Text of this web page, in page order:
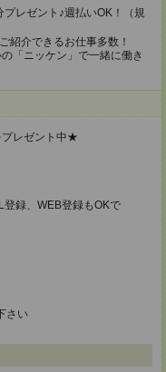
レゼント♪週払いOK！（規
紹介できるお仕事多数！
「ニッケン」で一緒に働き
プレゼント中★
録、WEB登録もOKで
さい